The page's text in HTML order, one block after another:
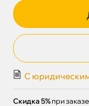
С
Скидка 5% при